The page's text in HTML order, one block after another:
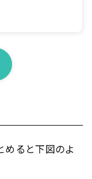
めると下図のよ